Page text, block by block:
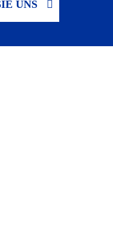
UNS